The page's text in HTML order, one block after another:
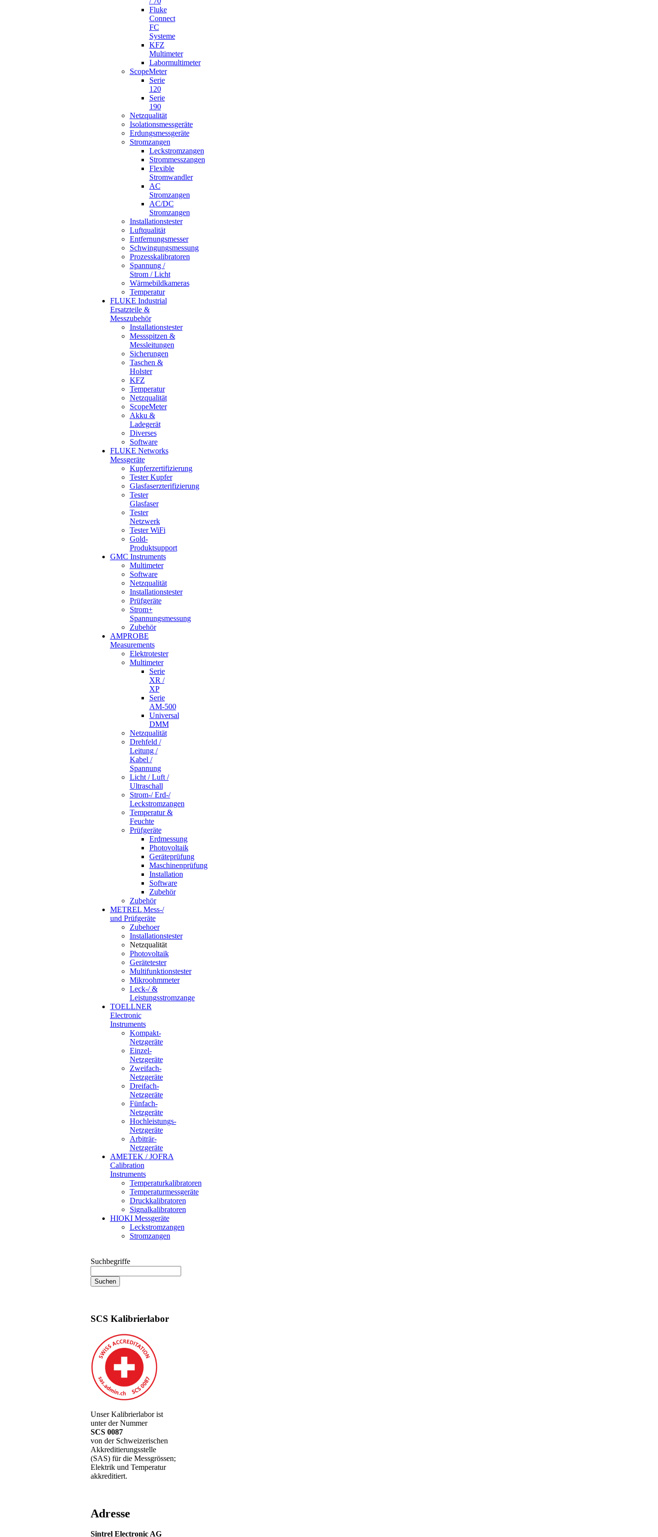
Fluke
Connect
FC
Systeme
KFZ
Multimeter
Labormultimeter
ScopeMeter
Serie
120
Serie
190
Netzqualität
Isolationsmessgeräte
Erdungsmessgeräte
Stromzangen
Leckstromzangen
Strommesszangen
Flexible
Stromwandler
AC
Stromzangen
AC/DC
Stromzangen
Installationstester
Luftqualität
Entfernungsmesser
Schwingungsmessung
Prozesskalibratoren
Spannung /
Strom / Licht
Wärmebildkameras
Temperatur
FLUKE Industrial
Ersatzteile &
Messzubehör
Installationstester
Messspitzen &
Messleitungen
Sicherungen
Taschen &
Holster
KFZ
Temperatur
Netzqualität
ScopeMeter
Akku &
Ladegerät
Diverses
Software
FLUKE Networks
Messgeräte
Kupferzertifizierung
Tester Kupfer
Glasfaserzterifizierung
Tester
Glasfaser
Tester
Netzwerk
Tester WiFi
Gold-
Produktsupport
GMC Instruments
Multimeter
Software
Netzqualität
Installationstester
Prüfgeräte
Strom+
Spannungsmessung
Zubehör
AMPROBE
Measurements
Elektrotester
Multimeter
Serie
XR /
XP
Serie
AM-500
Universal
DMM
Netzqualität
Drehfeld /
Leitung /
Kabel /
Spannung
Licht / Luft /
Ultraschall
Strom-/ Erd-/
Leckstromzangen
Temperatur &
Feuchte
Prüfgeräte
Erdmessung
Photovoltaik
Geräteprüfung
Maschinenprüfung
Installation
Software
Zubehör
Zubehör
METREL Mess-/
und Prüfgeräte
Zubehoer
Installationstester
Netzqualität
Photovoltaik
Gerätetester
Multifunktionstester
Mikroohmmeter
Leck-/ &
Leistungsstromzange
TOELLNER
Electronic
Instruments
Kompakt-
Netzgeräte
Einzel-
Netzgeräte
Zweifach-
Netzgeräte
Dreifach-
Netzgeräte
Fünfach-
Netzgeräte
Hochleistungs-
Netzgeräte
Arbiträr-
Netzgeräte
AMETEK / JOFRA
Calibration
Instruments
Temperaturkalibratoren
Temperaturmessgeräte
Druckkalibratoren
Signalkalibratoren
HIOKI Messgeräte
Leckstromzangen
Stromzangen
Suchbegriffe
SCS Kalibrierlabor
Unser Kalibrierlabor ist
unter der Nummer
SCS 0087
von der Schweizerischen
Akkreditierungsstelle
(SAS) für die Messgrössen;
Elektrik und Temperatur
akkreditiert.
Adresse
Sintrel Electronic AG